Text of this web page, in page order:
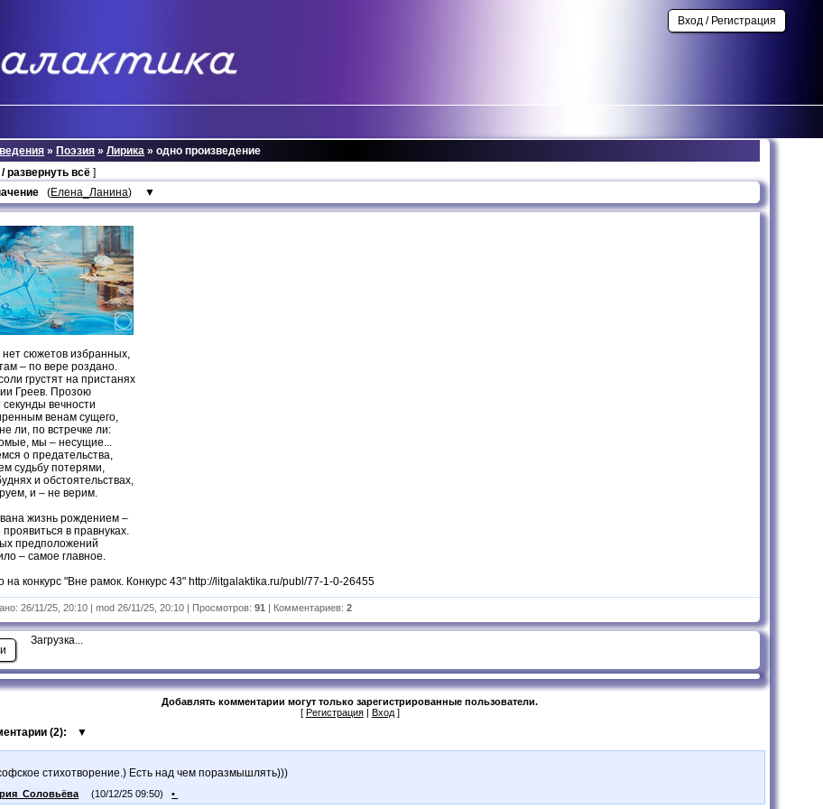
Вход / Регистрация
»Поэзия »Лирика » одно произведение
развернуть всё ]
(Елена_Ланина) ▼
сюжетов избранных,
– по вере роздано.
грустят на пристанях
Греев. Прозою
секунды вечности
венам сущего,
ли, по встречке ли:
мы – несущие...
о предательства,
судьбу потерями,
и обстоятельствах,
и – не верим.
жизнь рождением –
в правнуках.
предположений
– самое главное.
на конкурс "Вне рамок. Конкурс 43" http://litgalaktika.ru/publ/77-1-0-26455
26/11/25, 20:10 | mod 26/11/25, 20:10 | Просмотров:91 | Комментариев:2
Загрузка...
Добавлять комментарии могут только зарегистрированные пользователи.
[ Регистрация| Вход]
(2): ▼
стихотворение.) Есть над чем поразмышлять)))
(10/12/25 09:50) •